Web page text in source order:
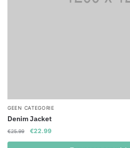
GEEN CATEGORIE
Denim Jacket
€25.99
Original
price
€22.99Current
price